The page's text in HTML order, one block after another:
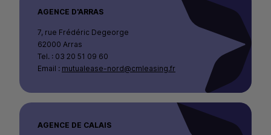
AGENCE D'ARRAS
7, rue Frédéric Degeorge
62000 Arras
Tel. : 03 20 51 09 60
Email : mutualease-nord@cmleasing.fr
AGENCE DE CALAIS